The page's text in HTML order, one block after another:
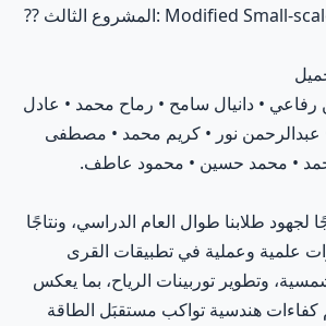
??
رفاعي • دانيال سامح • رماح محمد • عادل
عبدالرحمن نور • كريم محمد • مصطفى
• محمد حسين • محمود عاطف.
لجهود طلابنا طوال العام الدراسي، ونتاجًا
علمية وعملية في تطبيقات القرى
وتطوير توربينات الرياح، بما يعكس
كفاءات هندسية تواكب مستقبَل الطاقة